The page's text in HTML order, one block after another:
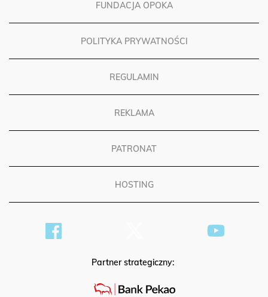
FUNDACJA OPOKA
POLITYKA PRYWATNOŚCI
REGULAMIN
REKLAMA
PATRONAT
HOSTING
Partner strategiczny: